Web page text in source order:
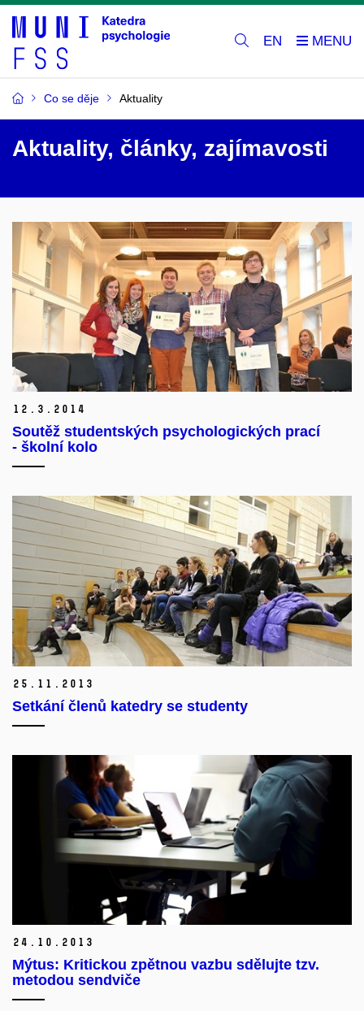
EN
Co se děje Aktuality
Aktuality, články, zajímavosti
12. 3. 2014
Soutěž studentských psychologických prací
- školní kolo
25. 11. 2013
Setkání členů katedry se studenty
24. 10. 2013
Mýtus: Kritickou zpětnou vazbu sdělujte tzv.
metodou sendviče